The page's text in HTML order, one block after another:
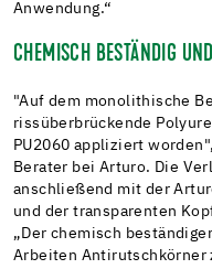
Anwendung.“
CHEMISCH BESTÄNDIG
"Auf dem monolithische
rissüberbrückende
PU2060 appliziert
Berater bei Arturo. Die
anschließend mit der
und der transparenten
„Der chemisch
Arbeiten Antirutschkörner